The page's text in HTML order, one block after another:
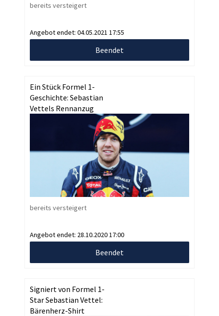
bereits versteigert
Angebot endet: 04.05.2021 17:55
Beendet
Ein Stück Formel 1-
Geschichte: Sebastian
Vettels Rennanzug
bereits versteigert
Angebot endet: 28.10.2020 17:00
Beendet
Signiert von Formel 1-
Star Sebastian Vettel:
Bärenherz-Shirt